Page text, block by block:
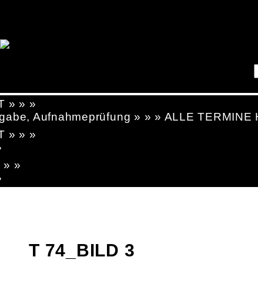
» » »
Aufnahmeprüfung » » » ALLE TERMINE
» » »
» »
T 74_BILD 3